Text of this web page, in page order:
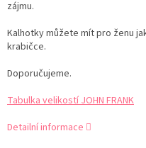
zájmu.
Kalhotky můžete mít pro ženu
krabičce.
Doporučujeme.
Tabulka velikostí JOHN FRANK
Detailní informace